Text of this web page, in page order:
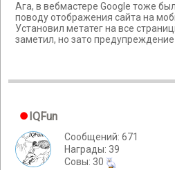
Ага, в вебмастере Google тоже
поводу отображения сайта на
Установил метатег на все
заметил, но зато
IQFun
Сообщений: 671
Награды: 39
Cовы: 30